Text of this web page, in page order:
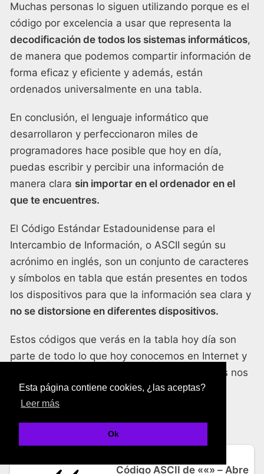
Esta página contiene cookies, ¿las aceptas?
Leer más
Ok
Muchas personas lo siguen utilizando porque es el
código por excelencia a usar que representa la
decodificación de todos los sistemas informáticos,
de manera que podemos compartir información de
forma eficaz y eficiente y además, están
ordenados universalmente en una tabla.
En conclusión, el lenguaje informático que
desarrollaron y perfeccionaron miles de
programadores hace posible que hoy en día,
puedas escribir y percibir una información de
manera clara sin importar en el ordenador en el
que te encuentres.
El Código Estándar Estadounidense para el
Intercambio de Información, o ASCII según su
acrónimo en inglés, son un conjunto de caracteres
y símbolos en tabla que están presentes en todos
los dispositivos para que la información sea clara y
no se distorsione en diferentes dispositivos.
Estos códigos que verás en la tabla hoy día son
parte de todo lo que hoy conocemos en Internet y
gracias a este esfuerzo de los programadores nos
podemos comunicar.
Códigos ASCII
Código ASCII de ««» – Abre